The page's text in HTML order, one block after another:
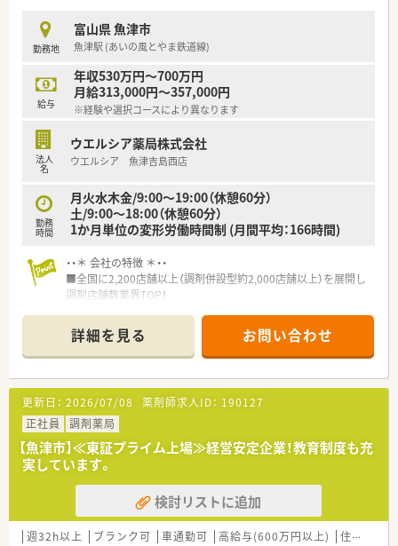
時短勤務ができるよう変更予定です。
■年間休日が120日とワークライフバランスが整っています
■日用品から常備薬まで、従業員割引制度など嬉しいメリットも
たくさんあります！
勤務地
富山県 魚津市
魚津駅 (あいの風とやま鉄道線)
給与
年収530万円～700万円
月給313,000円～357,000円
※経験や選択コースにより異なります
法人
名
ウエルシア薬局株式会社
ウエルシア 魚津吉島西店
勤務
時間
月火水木金/9:00～19:00（休憩60分）
土/9:00～18:00（休憩60分）
1か月単位の変形労働時間制 (月間平均：166時間)
・・＊ 会社の特徴 ＊・・
■全国に2,200店舗以上（調剤併設型約2,000店舗以上）を展開し
調剤店舗数業界TOP！
頑張り次第で高給与も可能！
■経験や勤務コースによりますが、経験の少ない方でも500万前
半スタートと業界TOP水準！
■職種や職域に合わせ、豊富な社内研修や外部組織と連携した研
修を用意されています
■薬剤師が中心の会社だからこそ活躍できるキャリアパスが多
種多様に用意されています。
■店舗拡大に伴い、エリアマネジャーや営業部長等のマネジメン
トのポジションも増えます。
■在宅や教育等の専門性を活かせるスペシャリストを目指すこ
とも可能です。
■その他にも、管理部門や商品部門等の本社スタッフなど活動領
域は多種多様です。
■在宅実施店舗は年々増加しており、在宅医療へもしっかりと関
詳細を見る お問い合わせ
更新日： 2026/07/08 薬剤師求人ID： 190127
正社員
調剤薬局
【魚津市】≪東証プライム上場≫経営安定企業！教育制度も充
実しています。
検討リストに追加
週32h以上 ブランク可 車通勤可 高給与(600万円以上) 住宅補助(手当)あり